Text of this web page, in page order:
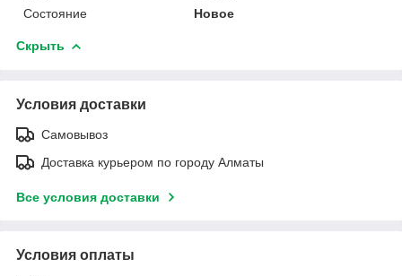
Состояние
Новое
Скрыть
Условия доставки
Самовывоз
Доставка курьером по городу Алматы
Все условия доставки
Условия оплаты